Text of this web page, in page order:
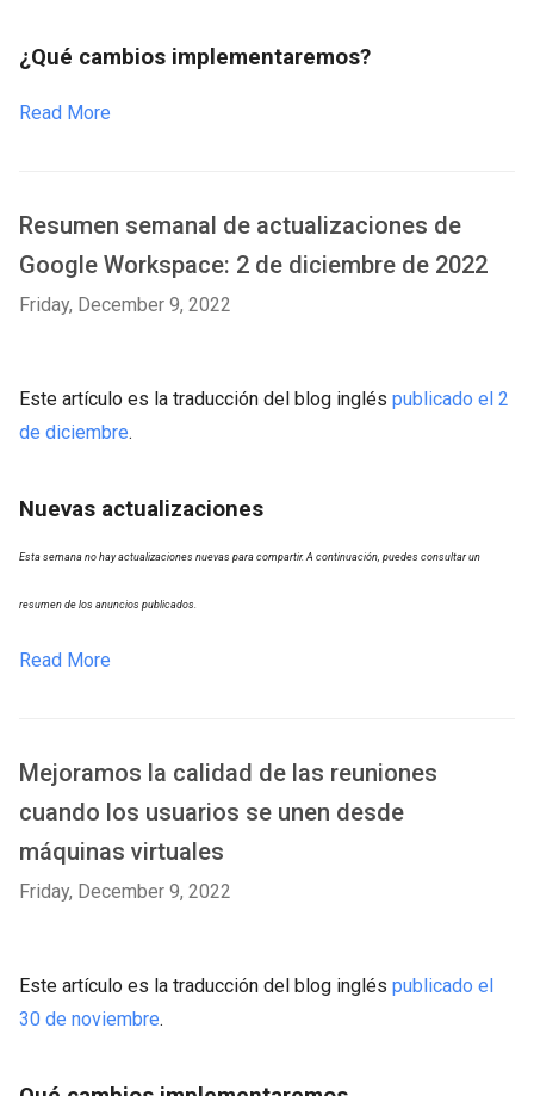
¿Qué cambios implementaremos?
Read More
Resumen semanal de actualizaciones de
Google Workspace: 2 de diciembre de 2022
Friday, December 9, 2022
Este artículo es la traducción del blog inglés publicado el 2
de diciembre.
Nuevas actualizaciones
Esta semana no hay actualizaciones nuevas para compartir. A continuación, puedes consultar un
resumen de los anuncios publicados.
Read More
Mejoramos la calidad de las reuniones
cuando los usuarios se unen desde
máquinas virtuales
Friday, December 9, 2022
Este artículo es la traducción del blog inglés publicado el
30 de noviembre.